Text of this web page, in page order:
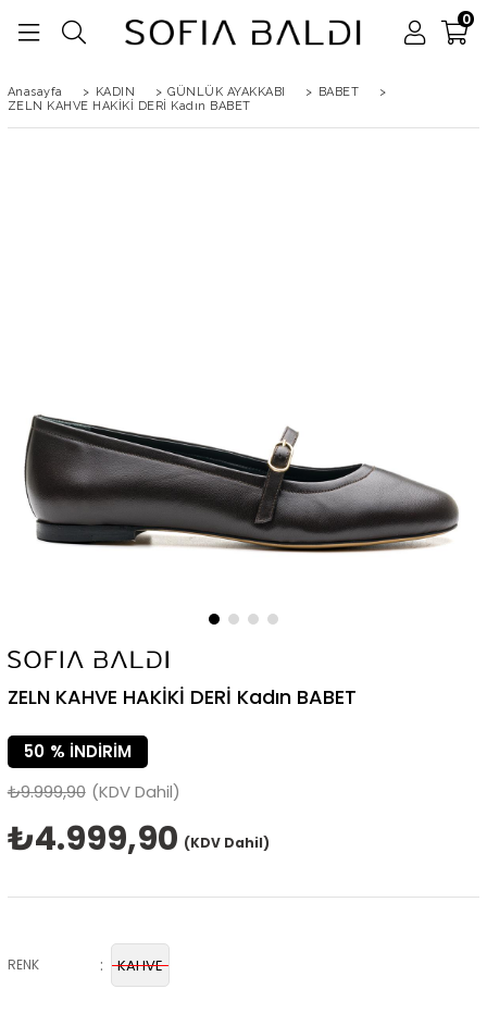
0
Anasayfa > KADIN > GÜNLÜK AYAKKABI > BABET
>
ZELN KAHVE HAKİKİ DERİ Kadın BABET
ZELN KAHVE HAKİKİ DERİ Kadın BABET
%
50
İNDIRIM
₺9.999,90 (KDV Dahil)
₺4.999,90 (KDV Dahil)
RENK : KAHVE